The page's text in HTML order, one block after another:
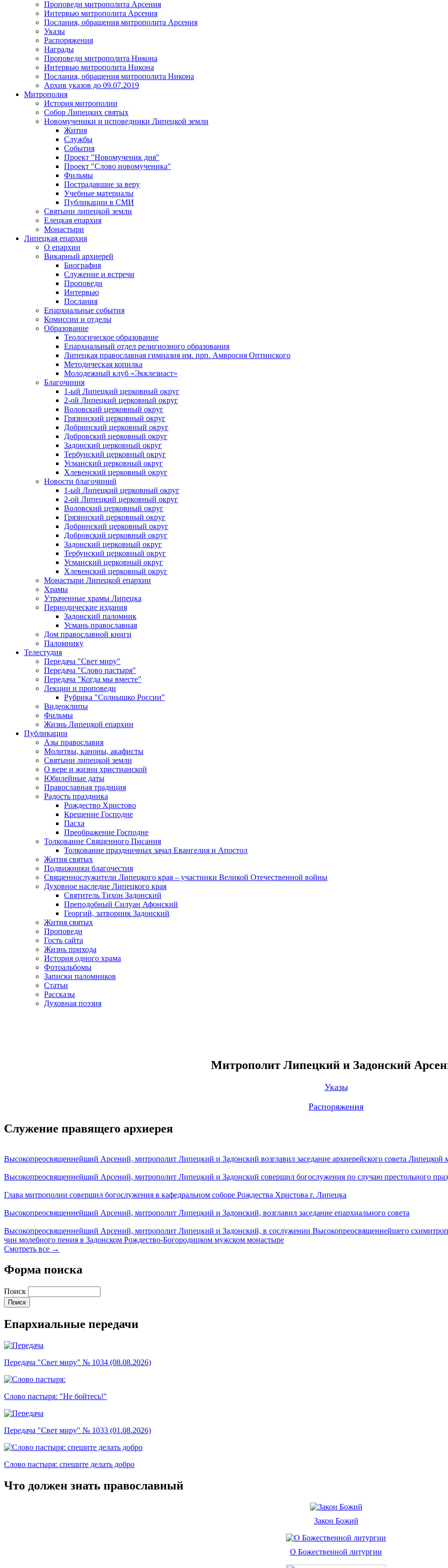
Проповеди митрополита Арсения
Интервью митрополита Арсения
Послания, обращения митрополита Арсения
Указы
Распоряжения
Награды
Проповеди митрополита Никона
Интервью митрополита Никона
Послания, обращения митрополита Никона
Архив указов до 09.07.2019
Митрополия
История митрополии
Собор Липецких святых
Новомученики и исповедники Липецкой земли
Жития
Службы
События
Проект "Новомученик дня"
Проект "Слово новомученика"
Фильмы
Пострадавшие за веру
Учебные материалы
Публикации в СМИ
Святыни липецкой земли
Елецкая епархия
Монастыри
Липецкая епархия
О епархии
Викарный архиерей
Биография
Служение и встречи
Проповеди
Интервью
Послания
Епархиальные события
Комиссии и отделы
Образование
Теологическое образование
Епархиальный отдел религиозного образования
Липецкая православная гимназия им. прп. Амвросия Оптинского
Методическая копилка
Молодежный клуб «Экклезиаст»
Благочиния
1-ый Липецкий церковный округ
2-ой Липецкий церковный округ
Воловский церковный округ
Грязинский церковный округ
Добринский церковный округ
Добровский церковный округ
Задонский церковный округ
Тербунский церковный округ
Усманский церковный округ
Хлевенский церковный округ
Новости благочиний
1-ый Липецкий церковный округ
2-ой Липецкий церковный округ
Воловский церковный округ
Грязинский церковный округ
Добринский церковный округ
Добровский церковный округ
Задонский церковный округ
Тербунский церковный округ
Усманский церковный округ
Хлевенский церковный округ
Монастыри Липецкой епархии
Храмы
Утраченные храмы Липецка
Периодические издания
Задонский паломник
Усмань православная
Дом православной книги
Паломнику
Телестудия
Передача "Свет миру"
Передача "Слово пастыря"
Передача "Когда мы вместе"
Лекции и проповеди
Рубрика "Солнышко России"
Видеоклипы
Фильмы
Жизнь Липецкой епархии
Публикации
Азы православия
Молитвы, каноны, акафисты
Святыни липецкой земли
О вере и жизни христианской
Юбилейные даты
Православная традиция
Радость праздника
Рождество Христово
Крещение Господне
Пасха
Преображение Господне
Толкование Священного Писания
Толкование праздничных зачал Евангелия и Апостол
Жития святых
Подвижники благочестия
Священнослужители Липецкого края – участники Великой Отечественной войны
Духовное наследие Липецкого края
Святитель Тихон Задонский
Преподобный Силуан Афонский
Георгий, затворник Задонский
Жития святых
Проповеди
Гость сайта
Жизнь прихода
История одного храма
Фотоальбомы
Записки паломников
Статьи
Рассказы
Духовная поэзия
Митрополит Липецкий и Задонский
Указы
Распоряжения
Служение правящего архиерея
Высокопреосвященнейший Арсений, митрополит Липецкий и Задонский возглавил заседание архиерейского совета Липецкой
Высокопреосвященнейший Арсений, митрополит Липецкий и Задонский совершил богослужения по случаю престольного
Глава митрополии совершил богослужения в кафедральном соборе Рождества Христова г. Липецка
Высокопреосвященнейший Арсений, митрополит Липецкий и Задонский, возглавил заседание епархиального совета
Высокопреосвященнейший Арсений, митрополит Липецкий и Задонский, в сослужении Высокопреосвященнейшего
чин молебного пения в Задонском Рождество-Богородицком мужском монастыре
Смотреть все →
Форма поиска
Поиск
Епархиальные передачи
Передача "Свет миру" № 1034 (08.08.2026)
Слово пастыря: "Не бойтесь!"
Передача "Свет миру" № 1033 (01.08.2026)
Слово пастыря: спешите делать добро
Что должен знать православный
Закон Божий
О Божественной литургии